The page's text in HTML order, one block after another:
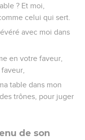
? Et moi,
celui qui sert.
avec moi dans
en votre faveur,
table dans mon
trônes, pour juger
de son